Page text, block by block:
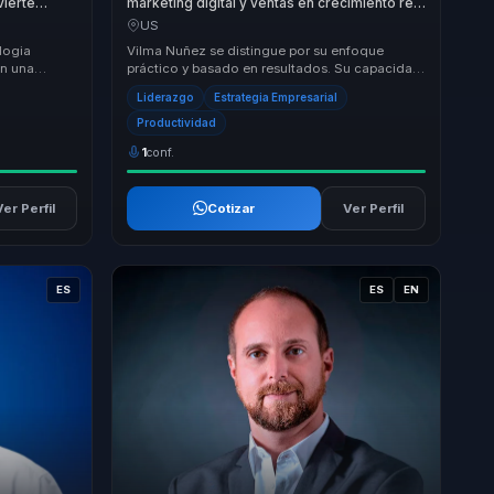
una
No
Perfil
para empresas y marcas personales.
US
Vilma Nuñez se distingue por su enfoque
práctico y basado en resultados. Su capacidad
para transformar empresas a través de
estrategias d...
Liderazgo Estrategia Empresarial
Productividad
1conf.
Cotizar Ver Perfil
ES ES EN